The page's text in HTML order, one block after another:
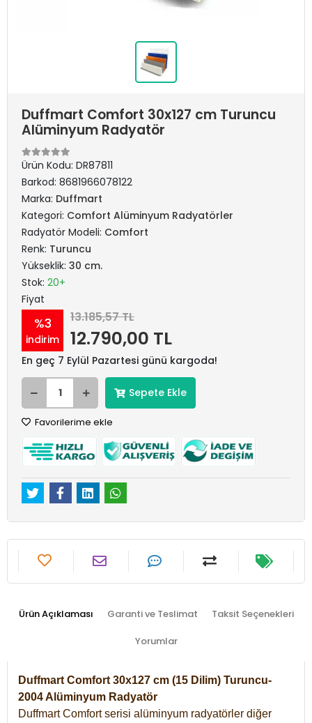
Duffmart Comfort 30x127 cm Turuncu
Alüminyum Radyatör
Ürün Kodu: DR87811
Barkod: 8681966078122
Marka: Duffmart
Kategori: Comfort Alüminyum Radyatörler
Radyatör Modeli: Comfort
Renk: Turuncu
Yükseklik: 30 cm.
Stok: 20+
Fiyat
%3
indirim
13.185,57 TL
12.790,00 TL
En geç 7 Eylül Pazartesi günü kargoda!
Sepete Ekle
Favorilerime ekle
Ürün Açıklaması Garanti ve Teslimat Taksit Seçenekleri
Yorumlar
Duffmart Comfort 30x127 cm (15 Dilim) Turuncu-
2004 Alüminyum Radyatör
Duffmart Comfort serisi alüminyum radyatörler diğer